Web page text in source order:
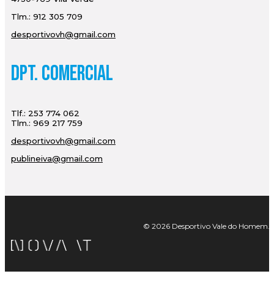
Tlm.: 912 305 709
desportivovh@gmail.com
Dpt. Comercial
Tlf.: 253 774 062
Tlm.: 969 217 759
desportivovh@gmail.com
publineiva@gmail.com
© 2026 Desportivo Vale do Homem.